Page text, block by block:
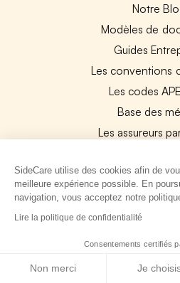
Notre
Modèles de
Guides
Les conventions
Les codes
Base des
Les assureurs
Bureaux
Les codes
Les OPCO
Boîte à outils
SideCare utilise des cookies afin de
meilleure expérience possible. En
navigation, vous acceptez notre
Lire la politique de confidentialité
Consentements certifiés
Non merci Je